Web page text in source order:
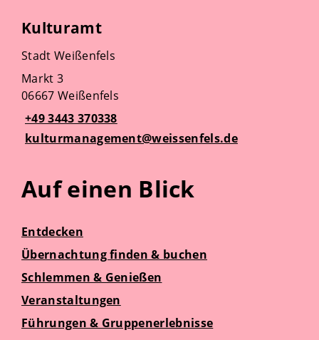
Kulturamt
Stadt Weißenfels
Markt 3
06667 Weißenfels
+49 3443 370338
kulturmanagement@weissenfels.de
Auf einen Blick
Entdecken
Übernachtung finden & buchen
Schlemmen & Genießen
Veranstaltungen
Führungen & Gruppenerlebnisse